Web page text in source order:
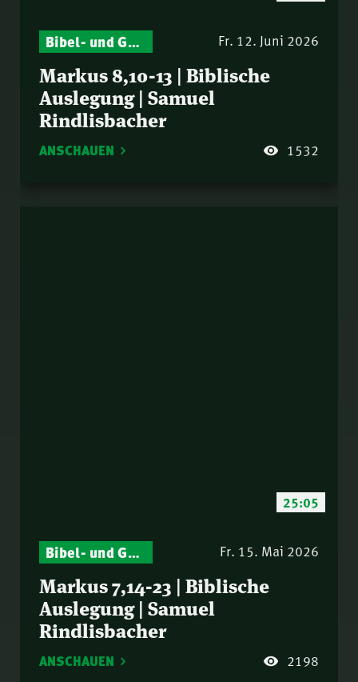
Bibel- und Gebetsstunde – Jeden Donnerstag neu: Vers-für-Vers-Auslegungen Fr. 12. Juni 2026
Markus 8,10-13 | Biblische
Auslegung | Samuel
Rindlisbacher
ANSCHAUEN 1532
25:05
Bibel- und Gebetsstunde – Jeden Donnerstag neu: Vers-für-Vers-Auslegungen Fr. 15. Mai 2026
Markus 7,14-23 | Biblische
Auslegung | Samuel
Rindlisbacher
ANSCHAUEN 2198